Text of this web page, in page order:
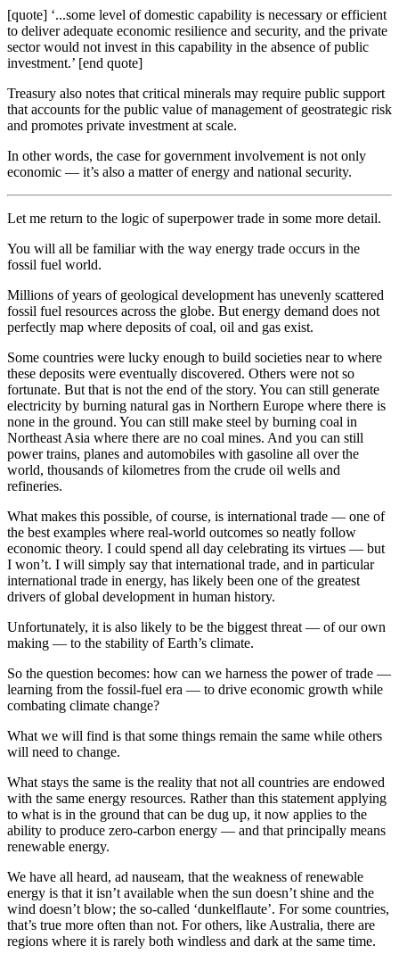
[quote] ‘...some level of domestic capability is necessary or efficient
to deliver adequate economic resilience and security, and the private
sector would not invest in this capability in the absence of public
investment.’ [end quote]​​​​‌ ‍ ​‍​‍‌‍ ‌ ​‍‌‍‍‌‌‍‌ ‌‍‍‌‌‍ ‍​‍​‍​ ‍‍​‍​‍‌ ​ ‌‍​‌‌‍ ‍‌‍‍‌‌ ‌​‌ ‍‌​‍ ‍‌‍‍‌‌‍ ​‍​‍​‍ ​​‍​‍‌‍‍​‌ ​‍‌‍‌‌‌‍‌‍​‍​‍​ ‍‍​‍​‍‌‍‍​‌ ‌​‌ ‌​‌ ​​​ ‍‍​‍ ​‍ ‌‍ ​‌‍ ‌‍​ ‌‍​‌‌‍ ​‌‍‍​‌‍ ‌ ​ ‌ ‌​​ ‍‍​ ​ ​ ​ ​ ​ ​ ​ ​‍ ‌‍‍‌‌‍ ‍‌ ‌​‌‍‌‌‌‍ ‍‌ ‌​​‍ ‌‍‌‌‌‍‌​‌‍‍‌‌ ‌​​‍ ‌‍ ‌‌‍ ‌‍‌​‌‍‌‌​ ‌‌ ​​‌ ​‍‌‍‌‌‌ ​ ‌‍‌‌‌‍ ‍‌ ‌​‌‍​‌‌ ‌​‌‍‍‌‌‍ ‌‍ ‍​ ‍ ‌‍‍‌‌‍‌​​ ‌‌‍‌‌​ ‌‌‌‍‌‍‌‍‌​‌‍​‍‌‍​‌​ ‌‌​ ‍‌​‍ ‌​ ​‍‌‍​‍​ ​​​ ​​​‍ ‌​ ‌​‌‍‌‍​ ‌‍‌‍‌​​‍ ‌‌‍​‌‌‍​‍‌‍​ ​ ​‍​‍ ‌​ ​‍‌‍‌​​ ​‌‌‍​‌​ ​‍​ ​‌​ ​​​ ‌ ​ ‌‍‌‍‌‍‌‍​‌​ ​‍​ ‍ ‌ ‌​‌ ‍‌‌ ​​‌‍‌‌​ ‌‌‍ ‍‌‍‌‌‌ ‌ ‌ ​ ​ ‍ ‌ ​​‌‍​‌‌ ‌​‌‍‍​​ ‌‌‍​ ‌‍ ‌‍ ‍‌ ‌​‌‍‌‌‌‍ ‍‌ ‌​​‍‌‌​ ‌‌‌​​‍‌‌ ‌‍‍ ‌‍‌‌‌ ‍‌​‍‌‌​ ​ ‌​‌​​‍‌‌​ ​ ‌​‌​​‍‌‌​ ​‍​ ​‍‌‍​ ‌‍‌​‌‍​‍​ ​‍​ ‍‌‌‍​‍‌‍‌​‌‍‌‍‌‍​‍​ ‍​‌‍‌‍​ ‌‌​‍‌‌​ ​‍​ ​‍​‍‌‌​ ‌‌‌​‌​​‍ ‍‌‍​ ‌‍‍​‌‍‍‌‌‍ ​‌‍‌​‌ ​‍‌‍‌‌‌‍ ‍​‍‌‌​ ‌‌‌​​‍‌‌ ‌‍‍ ‌‍‌‌‌ ‍‌​‍‌‌​ ​ ‌​‌​​‍‌‌​ ​ ‌​‌​​‍‌‌​ ​‍​ ​‍​ ‍​​ ​ ​ ​ ​ ​​​ ​‍‌‍​ ​ ​ ​ ​ ‌‍​‍​ ​‍​ ​‍‌‍‌‌​‍‌‌​ ​‍​ ​‍​‍‌‌​ ‌‌‌​‌​​‍ ‍‌ ‌​‌‍‌‌‌ ‍​‌ ‌​​ ‌‍​‍‌‍​‌‌ ​ ‌‍‌‌‌‌‌‌‌ ​‍‌‍ ​​ ‌‌‍‍​‌ ‌​‌ ‌​‌ ​​​‍‌‌​ ​ ‌​​‌​‍‌‌​ ​‍‌​‌‍​‍‌‌​ ​‍‌​‌‍‌‍ ​‌‍ ‌‍​ ‌‍​‌‌‍ ​‌‍‍​‌‍ ‌ ​ ‌ ‌​​‍‌‌​ ​ ‌​​‌​ ​ ​ ​ ​ ​ ​ ​ ​‍‌‍‌‍‍‌‌‍‌​​ ‌‌‍‌‌​ ‌‌‌‍‌‍‌‍‌​‌‍​‍‌‍​‌​ ‌‌​ ‍‌​‍ ‌​ ​‍‌‍​‍​ ​​​ ​​​‍ ‌​ ‌​‌‍‌‍​ ‌‍‌‍‌​​‍ ‌‌‍​‌‌‍​‍‌‍​ ​ ​‍​‍ ‌​ ​‍‌‍‌​​ ​‌‌‍​‌​ ​‍​ ​‌​ ​​​ ‌ ​ ‌‍‌‍‌‍‌‍​‌​ ​‍​‍‌‍‌ ‌​‌ ‍‌‌ ​​‌‍‌‌​ ‌‌‍ ‍‌‍‌‌‌ ‌ ‌ ​ ​‍‌‍‌ ​​‌‍​‌‌ ‌​‌‍‍​​ ‌‌‍​ ‌‍ ‌‍ ‍‌ ‌​‌‍‌‌‌‍ ‍‌ ‌​​‍‌‌​ ‌‌‌​​‍‌‌ ‌‍‍ ‌‍‌‌‌ ‍‌​‍‌‌​ ​ ‌​‌​​‍‌‌​ ​ ‌​‌​​‍‌‌​ ​‍​ ​‍‌‍​ ‌‍‌​‌‍​‍​ ​‍​ ‍‌‌‍​‍‌‍‌​‌‍‌‍‌‍​‍​ ‍​‌‍‌‍​ ‌‌​‍‌‌​ ​‍​ ​‍​‍‌‌​ ‌‌‌​‌​​‍ ‍‌‍​ ‌‍‍​‌‍‍‌‌‍ ​‌‍‌​‌ ​‍‌‍‌‌‌‍ ‍​‍‌‌​ ‌‌‌​​‍‌‌ ‌‍‍ ‌‍‌‌‌ ‍‌​‍‌‌​ ​ ‌​‌​​‍‌‌​ ​ ‌​‌​​‍‌‌​ ​‍​ ​‍​ ‍​​ ​ ​ ​ ​ ​​​ ​‍‌‍​ ​ ​ ​ ​ ‌‍​‍​ ​‍​ ​‍‌‍‌‌​‍‌‌​ ​‍​ ​‍​‍‌‌​ ‌‌‌​‌​​‍ ‍‌ ‌​‌‍‌‌‌ ‍​‌ ‌​​‍‌‍‌ ​​‌‍‌‌‌ ​‍‌ ​ ‌ ​​‌‍‌‌‌‍​ ‌ ‌​‌‍‍‌‌ ‌‍‌‍‌‌​ ‌‌ ​​‌ ‌‌‌‍​‍‌‍ ​‌‍‍‌‌ ​ ‌‍‍​‌‍‌‌‌‍‌​​‍​‍‌ ‌
Treasury also notes that critical minerals may require public support
that accounts for the public value of management of geostrategic risk
and promotes private investment at scale.​​​​‌ ‍ ​‍​‍‌‍ ‌ ​‍‌‍‍‌‌‍‌ ‌‍‍‌‌‍ ‍​‍​‍​ ‍‍​‍​‍‌ ​ ‌‍​‌‌‍ ‍‌‍‍‌‌ ‌​‌ ‍‌​‍ ‍‌‍‍‌‌‍ ​‍​‍​‍ ​​‍​‍‌‍‍​‌ ​‍‌‍‌‌‌‍‌‍​‍​‍​ ‍‍​‍​‍‌‍‍​‌ ‌​‌ ‌​‌ ​​​ ‍‍​‍ ​‍ ‌‍ ​‌‍ ‌‍​ ‌‍​‌‌‍ ​‌‍‍​‌‍ ‌ ​ ‌ ‌​​ ‍‍​ ​ ​ ​ ​ ​ ​ ​ ​‍ ‌‍‍‌‌‍ ‍‌ ‌​‌‍‌‌‌‍ ‍‌ ‌​​‍ ‌‍‌‌‌‍‌​‌‍‍‌‌ ‌​​‍ ‌‍ ‌‌‍ ‌‍‌​‌‍‌‌​ ‌‌ ​​‌ ​‍‌‍‌‌‌ ​ ‌‍‌‌‌‍ ‍‌ ‌​‌‍​‌‌ ‌​‌‍‍‌‌‍ ‌‍ ‍​ ‍ ‌‍‍‌‌‍‌​​ ‌‌‍‌‌​ ‌‌‌‍‌‍‌‍‌​‌‍​‍‌‍​‌​ ‌‌​ ‍‌​‍ ‌​ ​‍‌‍​‍​ ​​​ ​​​‍ ‌​ ‌​‌‍‌‍​ ‌‍‌‍‌​​‍ ‌‌‍​‌‌‍​‍‌‍​ ​ ​‍​‍ ‌​ ​‍‌‍‌​​ ​‌‌‍​‌​ ​‍​ ​‌​ ​​​ ‌ ​ ‌‍‌‍‌‍‌‍​‌​ ​‍​ ‍ ‌ ‌​‌ ‍‌‌ ​​‌‍‌‌​ ‌‌‍ ‍‌‍‌‌‌ ‌ ‌ ​ ​ ‍ ‌ ​​‌‍​‌‌ ‌​‌‍‍​​ ‌‌‍​ ‌‍ ‌‍ ‍‌ ‌​‌‍‌‌‌‍ ‍‌ ‌​​‍‌‌​ ‌‌‌​​‍‌‌ ‌‍‍ ‌‍‌‌‌ ‍‌​‍‌‌​ ​ ‌​‌​​‍‌‌​ ​ ‌​‌​​‍‌‌​ ​‍​ ​‍‌‍‌​‌‍​‌​ ‌ ​ ​​‌‍​‍​ ‌ ​ ‌ ‌‍​ ​ ‍​​ ‍‌‌‍‌​​ ‌​​‍‌‌​ ​‍​ ​‍​‍‌‌​ ‌‌‌​‌​​‍ ‍‌‍​ ‌‍‍​‌‍‍‌‌‍ ​‌‍‌​‌ ​‍‌‍‌‌‌‍ ‍​‍‌‌​ ‌‌‌​​‍‌‌ ‌‍‍ ‌‍‌‌‌ ‍‌​‍‌‌​ ​ ‌​‌​​‍‌‌​ ​ ‌​‌​​‍‌‌​ ​‍​ ​‍‌‍‌​‌‍‌‍‌‍‌‌‌‍​‌‌‍‌​​ ‌ ​ ​‍​ ​ ‌‍‌​‌‍‌‍‌‍​‍‌‍​‌​‍‌‌​ ​‍​ ​‍​‍‌‌​ ‌‌‌​‌​​‍ ‍‌ ‌​‌‍‌‌‌ ‍​‌ ‌​​ ‌‍​‍‌‍​‌‌ ​ ‌‍‌‌‌‌‌‌‌ ​‍‌‍ ​​ ‌‌‍‍​‌ ‌​‌ ‌​‌ ​​​‍‌‌​ ​ ‌​​‌​‍‌‌​ ​‍‌​‌‍​‍‌‌​ ​‍‌​‌‍‌‍ ​‌‍ ‌‍​ ‌‍​‌‌‍ ​‌‍‍​‌‍ ‌ ​ ‌ ‌​​‍‌‌​ ​ ‌​​‌​ ​ ​ ​ ​ ​ ​ ​ ​‍‌‍‌‍‍‌‌‍‌​​ ‌‌‍‌‌​ ‌‌‌‍‌‍‌‍‌​‌‍​‍‌‍​‌​ ‌‌​ ‍‌​‍ ‌​ ​‍‌‍​‍​ ​​​ ​​​‍ ‌​ ‌​‌‍‌‍​ ‌‍‌‍‌​​‍ ‌‌‍​‌‌‍​‍‌‍​ ​ ​‍​‍ ‌​ ​‍‌‍‌​​ ​‌‌‍​‌​ ​‍​ ​‌​ ​​​ ‌ ​ ‌‍‌‍‌‍‌‍​‌​ ​‍​‍‌‍‌ ‌​‌ ‍‌‌ ​​‌‍‌‌​ ‌‌‍ ‍‌‍‌‌‌ ‌ ‌ ​ ​‍‌‍‌ ​​‌‍​‌‌ ‌​‌‍‍​​ ‌‌‍​ ‌‍ ‌‍ ‍‌ ‌​‌‍‌‌‌‍ ‍‌ ‌​​‍‌‌​ ‌‌‌​​‍‌‌ ‌‍‍ ‌‍‌‌‌ ‍‌​‍‌‌​ ​ ‌​‌​​‍‌‌​ ​ ‌​‌​​‍‌‌​ ​‍​ ​‍‌‍‌​‌‍​‌​ ‌ ​ ​​‌‍​‍​ ‌ ​ ‌ ‌‍​ ​ ‍​​ ‍‌‌‍‌​​ ‌​​‍‌‌​ ​‍​ ​‍​‍‌‌​ ‌‌‌​‌​​‍ ‍‌‍​ ‌‍‍​‌‍‍‌‌‍ ​‌‍‌​‌ ​‍‌‍‌‌‌‍ ‍​‍‌‌​ ‌‌‌​​‍‌‌ ‌‍‍ ‌‍‌‌‌ ‍‌​‍‌‌​ ​ ‌​‌​​‍‌‌​ ​ ‌​‌​​‍‌‌​ ​‍​ ​‍‌‍‌​‌‍‌‍‌‍‌‌‌‍​‌‌‍‌​​ ‌ ​ ​‍​ ​ ‌‍‌​‌‍‌‍‌‍​‍‌‍​‌​‍‌‌​ ​‍​ ​‍​‍‌‌​ ‌‌‌​‌​​‍ ‍‌ ‌​‌‍‌‌‌ ‍​‌ ‌​​‍‌‍‌ ​​‌‍‌‌‌ ​‍‌ ​ ‌ ​​‌‍‌‌‌‍​ ‌ ‌​‌‍‍‌‌ ‌‍‌‍‌‌​ ‌‌ ​​‌ ‌‌‌‍​‍‌‍ ​‌‍‍‌‌ ​ ‌‍‍​‌‍‌‌‌‍‌​​‍​‍‌ ‌
In other words, the case for government involvement is not only
economic — it’s also a matter of energy and national security.​​​​‌ ‍ ​‍​‍‌‍ ‌ ​‍‌‍‍‌‌‍‌ ‌‍‍‌‌‍ ‍​‍​‍​ ‍‍​‍​‍‌ ​ ‌‍​‌‌‍ ‍‌‍‍‌‌ ‌​‌ ‍‌​‍ ‍‌‍‍‌‌‍ ​‍​‍​‍ ​​‍​‍‌‍‍​‌ ​‍‌‍‌‌‌‍‌‍​‍​‍​ ‍‍​‍​‍‌‍‍​‌ ‌​‌ ‌​‌ ​​​ ‍‍​‍ ​‍ ‌‍ ​‌‍ ‌‍​ ‌‍​‌‌‍ ​‌‍‍​‌‍ ‌ ​ ‌ ‌​​ ‍‍​ ​ ​ ​ ​ ​ ​ ​ ​‍ ‌‍‍‌‌‍ ‍‌ ‌​‌‍‌‌‌‍ ‍‌ ‌​​‍ ‌‍‌‌‌‍‌​‌‍‍‌‌ ‌​​‍ ‌‍ ‌‌‍ ‌‍‌​‌‍‌‌​ ‌‌ ​​‌ ​‍‌‍‌‌‌ ​ ‌‍‌‌‌‍ ‍‌ ‌​‌‍​‌‌ ‌​‌‍‍‌‌‍ ‌‍ ‍​ ‍ ‌‍‍‌‌‍‌​​ ‌‌‍‌‌​ ‌‌‌‍‌‍‌‍‌​‌‍​‍‌‍​‌​ ‌‌​ ‍‌​‍ ‌​ ​‍‌‍​‍​ ​​​ ​​​‍ ‌​ ‌​‌‍‌‍​ ‌‍‌‍‌​​‍ ‌‌‍​‌‌‍​‍‌‍​ ​ ​‍​‍ ‌​ ​‍‌‍‌​​ ​‌‌‍​‌​ ​‍​ ​‌​ ​​​ ‌ ​ ‌‍‌‍‌‍‌‍​‌​ ​‍​ ‍ ‌ ‌​‌ ‍‌‌ ​​‌‍‌‌​ ‌‌‍ ‍‌‍‌‌‌ ‌ ‌ ​ ​ ‍ ‌ ​​‌‍​‌‌ ‌​‌‍‍​​ ‌‌‍​ ‌‍ ‌‍ ‍‌ ‌​‌‍‌‌‌‍ ‍‌ ‌​​‍‌‌​ ‌‌‌​​‍‌‌ ‌‍‍ ‌‍‌‌‌ ‍‌​‍‌‌​ ​ ‌​‌​​‍‌‌​ ​ ‌​‌​​‍‌‌​ ​‍​ ​‍​ ‌​​ ‍​‌‍​‌‌‍​‍‌‍‌‌​ ​ ​ ‌‌‌‍‌​​ ‍​‌‍​‌​ ​ ​ ‌ ​‍‌‌​ ​‍​ ​‍​‍‌‌​ ‌‌‌​‌​​‍ ‍‌‍​ ‌‍‍​‌‍‍‌‌‍ ​‌‍‌​‌ ​‍‌‍‌‌‌‍ ‍​‍‌‌​ ‌‌‌​​‍‌‌ ‌‍‍ ‌‍‌‌‌ ‍‌​‍‌‌​ ​ ‌​‌​​‍‌‌​ ​ ‌​‌​​‍‌‌​ ​‍​ ​‍​ ​‌‌‍‌‍‌‍‌‍‌‍‌‌​ ‌‌​ ‌‍‌‍‌​‌‍‌‍‌‍​ ‌‍​‍​ ​‍​ ‌‌​‍‌‌​ ​‍​ ​‍​‍‌‌​ ‌‌‌​‌​​‍ ‍‌ ‌​‌‍‌‌‌ ‍​‌ ‌​​ ‌‍​‍‌‍​‌‌ ​ ‌‍‌‌‌‌‌‌‌ ​‍‌‍ ​​ ‌‌‍‍​‌ ‌​‌ ‌​‌ ​​​‍‌‌​ ​ ‌​​‌​‍‌‌​ ​‍‌​‌‍​‍‌‌​ ​‍‌​‌‍‌‍ ​‌‍ ‌‍​ ‌‍​‌‌‍ ​‌‍‍​‌‍ ‌ ​ ‌ ‌​​‍‌‌​ ​ ‌​​‌​ ​ ​ ​ ​ ​ ​ ​ ​‍‌‍‌‍‍‌‌‍‌​​ ‌‌‍‌‌​ ‌‌‌‍‌‍‌‍‌​‌‍​‍‌‍​‌​ ‌‌​ ‍‌​‍ ‌​ ​‍‌‍​‍​ ​​​ ​​​‍ ‌​ ‌​‌‍‌‍​ ‌‍‌‍‌​​‍ ‌‌‍​‌‌‍​‍‌‍​ ​ ​‍​‍ ‌​ ​‍‌‍‌​​ ​‌‌‍​‌​ ​‍​ ​‌​ ​​​ ‌ ​ ‌‍‌‍‌‍‌‍​‌​ ​‍​‍‌‍‌ ‌​‌ ‍‌‌ ​​‌‍‌‌​ ‌‌‍ ‍‌‍‌‌‌ ‌ ‌ ​ ​‍‌‍‌ ​​‌‍​‌‌ ‌​‌‍‍​​ ‌‌‍​ ‌‍ ‌‍ ‍‌ ‌​‌‍‌‌‌‍ ‍‌ ‌​​‍‌‌​ ‌‌‌​​‍‌‌ ‌‍‍ ‌‍‌‌‌ ‍‌​‍‌‌​ ​ ‌​‌​​‍‌‌​ ​ ‌​‌​​‍‌‌​ ​‍​ ​‍​ ‌​​ ‍​‌‍​‌‌‍​‍‌‍‌‌​ ​ ​ ‌‌‌‍‌​​ ‍​‌‍​‌​ ​ ​ ‌ ​‍‌‌​ ​‍​ ​‍​‍‌‌​ ‌‌‌​‌​​‍ ‍‌‍​ ‌‍‍​‌‍‍‌‌‍ ​‌‍‌​‌ ​‍‌‍‌‌‌‍ ‍​‍‌‌​ ‌‌‌​​‍‌‌ ‌‍‍ ‌‍‌‌‌ ‍‌​‍‌‌​ ​ ‌​‌​​‍‌‌​ ​ ‌​‌​​‍‌‌​ ​‍​ ​‍​ ​‌‌‍‌‍‌‍‌‍‌‍‌‌​ ‌‌​ ‌‍‌‍‌​‌‍‌‍‌‍​ ‌‍​‍​ ​‍​ ‌‌​‍‌‌​ ​‍​ ​‍​‍‌‌​ ‌‌‌​‌​​‍ ‍‌ ‌​‌‍‌‌‌ ‍​‌ ‌​​‍‌‍‌ ​​‌‍‌‌‌ ​‍‌ ​ ‌ ​​‌‍‌‌‌‍​ ‌ ‌​‌‍‍‌‌ ‌‍‌‍‌‌​ ‌‌ ​​‌ ‌‌‌‍​‍‌‍ ​‌‍‍‌‌ ​ ‌‍‍​‌‍‌‌‌‍‌​​‍​‍‌ ‌
Let me return to the logic of superpower trade in some more detail.​​​​‌ ‍ ​‍​‍‌‍ ‌ ​‍‌‍‍‌‌‍‌ ‌‍‍‌‌‍ ‍​‍​‍​ ‍‍​‍​‍‌ ​ ‌‍​‌‌‍ ‍‌‍‍‌‌ ‌​‌ ‍‌​‍ ‍‌‍‍‌‌‍ ​‍​‍​‍ ​​‍​‍‌‍‍​‌ ​‍‌‍‌‌‌‍‌‍​‍​‍​ ‍‍​‍​‍‌‍‍​‌ ‌​‌ ‌​‌ ​​​ ‍‍​‍ ​‍ ‌‍ ​‌‍ ‌‍​ ‌‍​‌‌‍ ​‌‍‍​‌‍ ‌ ​ ‌ ‌​​ ‍‍​ ​ ​ ​ ​ ​ ​ ​ ​‍ ‌‍‍‌‌‍ ‍‌ ‌​‌‍‌‌‌‍ ‍‌ ‌​​‍ ‌‍‌‌‌‍‌​‌‍‍‌‌ ‌​​‍ ‌‍ ‌‌‍ ‌‍‌​‌‍‌‌​ ‌‌ ​​‌ ​‍‌‍‌‌‌ ​ ‌‍‌‌‌‍ ‍‌ ‌​‌‍​‌‌ ‌​‌‍‍‌‌‍ ‌‍ ‍​ ‍ ‌‍‍‌‌‍‌​​ ‌‌‍‌‌​ ‌‌‌‍‌‍‌‍‌​‌‍​‍‌‍​‌​ ‌‌​ ‍‌​‍ ‌​ ​‍‌‍​‍​ ​​​ ​​​‍ ‌​ ‌​‌‍‌‍​ ‌‍‌‍‌​​‍ ‌‌‍​‌‌‍​‍‌‍​ ​ ​‍​‍ ‌​ ​‍‌‍‌​​ ​‌‌‍​‌​ ​‍​ ​‌​ ​​​ ‌ ​ ‌‍‌‍‌‍‌‍​‌​ ​‍​ ‍ ‌ ‌​‌ ‍‌‌ ​​‌‍‌‌​ ‌‌‍ ‍‌‍‌‌‌ ‌ ‌ ​ ​ ‍ ‌ ​​‌‍​‌‌ ‌​‌‍‍​​ ‌‌‍​ ‌‍ ‌‍ ‍‌ ‌​‌‍‌‌‌‍ ‍‌ ‌​​‍‌‌​ ‌‌‌​​‍‌‌ ‌‍‍ ‌‍‌‌‌ ‍‌​‍‌‌​ ​ ‌​‌​​‍‌‌​ ​ ‌​‌​​‍‌‌​ ​‍​ ​‍‌‍‌‌​ ‌ ‌‍‌‍​ ‍​‌‍‌​​ ‌​‌‍​ ​ ​​‌‍‌‌​ ​‍​ ‌​​ ​‌​‍‌‌​ ​‍​ ​‍​‍‌‌​ ‌‌‌​‌​​‍ ‍‌‍​ ‌‍‍​‌‍‍‌‌‍ ​‌‍‌​‌ ​‍‌‍‌‌‌‍ ‍​‍‌‌​ ‌‌‌​​‍‌‌ ‌‍‍ ‌‍‌‌‌ ‍‌​‍‌‌​ ​ ‌​‌​​‍‌‌​ ​ ‌​‌​​‍‌‌​ ​‍​ ​‍​ ‌‍​ ​‍​ ‌‌‌‍‌‌‌‍​ ​ ​‍‌‍‌‌​ ​‍​ ‍‌‌‍‌‌‌‍​‍​ ​‍​‍‌‌​ ​‍​ ​‍​‍‌‌​ ‌‌‌​‌​​‍ ‍‌ ‌​‌‍‌‌‌ ‍​‌ ‌​​ ‌‍​‍‌‍​‌‌ ​ ‌‍‌‌‌‌‌‌‌ ​‍‌‍ ​​ ‌‌‍‍​‌ ‌​‌ ‌​‌ ​​​‍‌‌​ ​ ‌​​‌​‍‌‌​ ​‍‌​‌‍​‍‌‌​ ​‍‌​‌‍‌‍ ​‌‍ ‌‍​ ‌‍​‌‌‍ ​‌‍‍​‌‍ ‌ ​ ‌ ‌​​‍‌‌​ ​ ‌​​‌​ ​ ​ ​ ​ ​ ​ ​ ​‍‌‍‌‍‍‌‌‍‌​​ ‌‌‍‌‌​ ‌‌‌‍‌‍‌‍‌​‌‍​‍‌‍​‌​ ‌‌​ ‍‌​‍ ‌​ ​‍‌‍​‍​ ​​​ ​​​‍ ‌​ ‌​‌‍‌‍​ ‌‍‌‍‌​​‍ ‌‌‍​‌‌‍​‍‌‍​ ​ ​‍​‍ ‌​ ​‍‌‍‌​​ ​‌‌‍​‌​ ​‍​ ​‌​ ​​​ ‌ ​ ‌‍‌‍‌‍‌‍​‌​ ​‍​‍‌‍‌ ‌​‌ ‍‌‌ ​​‌‍‌‌​ ‌‌‍ ‍‌‍‌‌‌ ‌ ‌ ​ ​‍‌‍‌ ​​‌‍​‌‌ ‌​‌‍‍​​ ‌‌‍​ ‌‍ ‌‍ ‍‌ ‌​‌‍‌‌‌‍ ‍‌ ‌​​‍‌‌​ ‌‌‌​​‍‌‌ ‌‍‍ ‌‍‌‌‌ ‍‌​‍‌‌​ ​ ‌​‌​​‍‌‌​ ​ ‌​‌​​‍‌‌​ ​‍​ ​‍‌‍‌‌​ ‌ ‌‍‌‍​ ‍​‌‍‌​​ ‌​‌‍​ ​ ​​‌‍‌‌​ ​‍​ ‌​​ ​‌​‍‌‌​ ​‍​ ​‍​‍‌‌​ ‌‌‌​‌​​‍ ‍‌‍​ ‌‍‍​‌‍‍‌‌‍ ​‌‍‌​‌ ​‍‌‍‌‌‌‍ ‍​‍‌‌​ ‌‌‌​​‍‌‌ ‌‍‍ ‌‍‌‌‌ ‍‌​‍‌‌​ ​ ‌​‌​​‍‌‌​ ​ ‌​‌​​‍‌‌​ ​‍​ ​‍​ ‌‍​ ​‍​ ‌‌‌‍‌‌‌‍​ ​ ​‍‌‍‌‌​ ​‍​ ‍‌‌‍‌‌‌‍​‍​ ​‍​‍‌‌​ ​‍​ ​‍​‍‌‌​ ‌‌‌​‌​​‍ ‍‌ ‌​‌‍‌‌‌ ‍​‌ ‌​​‍‌‍‌ ​​‌‍‌‌‌ ​‍‌ ​ ‌ ​​‌‍‌‌‌‍​ ‌ ‌​‌‍‍‌‌ ‌‍‌‍‌‌​ ‌‌ ​​‌ ‌‌‌‍​‍‌‍ ​‌‍‍‌‌ ​ ‌‍‍​‌‍‌‌‌‍‌​​‍​‍‌ ‌
You will all be familiar with the way energy trade occurs in the
fossil fuel world.​​​​‌ ‍ ​‍​‍‌‍ ‌ ​‍‌‍‍‌‌‍‌ ‌‍‍‌‌‍ ‍​‍​‍​ ‍‍​‍​‍‌ ​ ‌‍​‌‌‍ ‍‌‍‍‌‌ ‌​‌ ‍‌​‍ ‍‌‍‍‌‌‍ ​‍​‍​‍ ​​‍​‍‌‍‍​‌ ​‍‌‍‌‌‌‍‌‍​‍​‍​ ‍‍​‍​‍‌‍‍​‌ ‌​‌ ‌​‌ ​​​ ‍‍​‍ ​‍ ‌‍ ​‌‍ ‌‍​ ‌‍​‌‌‍ ​‌‍‍​‌‍ ‌ ​ ‌ ‌​​ ‍‍​ ​ ​ ​ ​ ​ ​ ​ ​‍ ‌‍‍‌‌‍ ‍‌ ‌​‌‍‌‌‌‍ ‍‌ ‌​​‍ ‌‍‌‌‌‍‌​‌‍‍‌‌ ‌​​‍ ‌‍ ‌‌‍ ‌‍‌​‌‍‌‌​ ‌‌ ​​‌ ​‍‌‍‌‌‌ ​ ‌‍‌‌‌‍ ‍‌ ‌​‌‍​‌‌ ‌​‌‍‍‌‌‍ ‌‍ ‍​ ‍ ‌‍‍‌‌‍‌​​ ‌‌‍‌‌​ ‌‌‌‍‌‍‌‍‌​‌‍​‍‌‍​‌​ ‌‌​ ‍‌​‍ ‌​ ​‍‌‍​‍​ ​​​ ​​​‍ ‌​ ‌​‌‍‌‍​ ‌‍‌‍‌​​‍ ‌‌‍​‌‌‍​‍‌‍​ ​ ​‍​‍ ‌​ ​‍‌‍‌​​ ​‌‌‍​‌​ ​‍​ ​‌​ ​​​ ‌ ​ ‌‍‌‍‌‍‌‍​‌​ ​‍​ ‍ ‌ ‌​‌ ‍‌‌ ​​‌‍‌‌​ ‌‌‍ ‍‌‍‌‌‌ ‌ ‌ ​ ​ ‍ ‌ ​​‌‍​‌‌ ‌​‌‍‍​​ ‌‌‍​ ‌‍ ‌‍ ‍‌ ‌​‌‍‌‌‌‍ ‍‌ ‌​​‍‌‌​ ‌‌‌​​‍‌‌ ‌‍‍ ‌‍‌‌‌ ‍‌​‍‌‌​ ​ ‌​‌​​‍‌‌​ ​ ‌​‌​​‍‌‌​ ​‍​ ​‍‌‍​‌‌‍‌‌‌‍‌‍‌‍​‍‌‍‌‌​ ‌​‌‍​ ​ ‌ ‌‍‌‌‌‍​ ​ ​​​ ​‍​‍‌‌​ ​‍​ ​‍​‍‌‌​ ‌‌‌​‌​​‍ ‍‌‍​ ‌‍‍​‌‍‍‌‌‍ ​‌‍‌​‌ ​‍‌‍‌‌‌‍ ‍​‍‌‌​ ‌‌‌​​‍‌‌ ‌‍‍ ‌‍‌‌‌ ‍‌​‍‌‌​ ​ ‌​‌​​‍‌‌​ ​ ‌​‌​​‍‌‌​ ​‍​ ​‍‌‍​‍​ ‌‌‌‍‌‍‌‍‌‌‌‍‌‍​ ​‍​ ​‍​ ‌ ​ ‍‌‌‍‌‌​ ​​‌‍​ ​‍‌‌​ ​‍​ ​‍​‍‌‌​ ‌‌‌​‌​​‍ ‍‌ ‌​‌‍‌‌‌ ‍​‌ ‌​​ ‌‍​‍‌‍​‌‌ ​ ‌‍‌‌‌‌‌‌‌ ​‍‌‍ ​​ ‌‌‍‍​‌ ‌​‌ ‌​‌ ​​​‍‌‌​ ​ ‌​​‌​‍‌‌​ ​‍‌​‌‍​‍‌‌​ ​‍‌​‌‍‌‍ ​‌‍ ‌‍​ ‌‍​‌‌‍ ​‌‍‍​‌‍ ‌ ​ ‌ ‌​​‍‌‌​ ​ ‌​​‌​ ​ ​ ​ ​ ​ ​ ​ ​‍‌‍‌‍‍‌‌‍‌​​ ‌‌‍‌‌​ ‌‌‌‍‌‍‌‍‌​‌‍​‍‌‍​‌​ ‌‌​ ‍‌​‍ ‌​ ​‍‌‍​‍​ ​​​ ​​​‍ ‌​ ‌​‌‍‌‍​ ‌‍‌‍‌​​‍ ‌‌‍​‌‌‍​‍‌‍​ ​ ​‍​‍ ‌​ ​‍‌‍‌​​ ​‌‌‍​‌​ ​‍​ ​‌​ ​​​ ‌ ​ ‌‍‌‍‌‍‌‍​‌​ ​‍​‍‌‍‌ ‌​‌ ‍‌‌ ​​‌‍‌‌​ ‌‌‍ ‍‌‍‌‌‌ ‌ ‌ ​ ​‍‌‍‌ ​​‌‍​‌‌ ‌​‌‍‍​​ ‌‌‍​ ‌‍ ‌‍ ‍‌ ‌​‌‍‌‌‌‍ ‍‌ ‌​​‍‌‌​ ‌‌‌​​‍‌‌ ‌‍‍ ‌‍‌‌‌ ‍‌​‍‌‌​ ​ ‌​‌​​‍‌‌​ ​ ‌​‌​​‍‌‌​ ​‍​ ​‍‌‍​‌‌‍‌‌‌‍‌‍‌‍​‍‌‍‌‌​ ‌​‌‍​ ​ ‌ ‌‍‌‌‌‍​ ​ ​​​ ​‍​‍‌‌​ ​‍​ ​‍​‍‌‌​ ‌‌‌​‌​​‍ ‍‌‍​ ‌‍‍​‌‍‍‌‌‍ ​‌‍‌​‌ ​‍‌‍‌‌‌‍ ‍​‍‌‌​ ‌‌‌​​‍‌‌ ‌‍‍ ‌‍‌‌‌ ‍‌​‍‌‌​ ​ ‌​‌​​‍‌‌​ ​ ‌​‌​​‍‌‌​ ​‍​ ​‍‌‍​‍​ ‌‌‌‍‌‍‌‍‌‌‌‍‌‍​ ​‍​ ​‍​ ‌ ​ ‍‌‌‍‌‌​ ​​‌‍​ ​‍‌‌​ ​‍​ ​‍​‍‌‌​ ‌‌‌​‌​​‍ ‍‌ ‌​‌‍‌‌‌ ‍​‌ ‌​​‍‌‍‌ ​​‌‍‌‌‌ ​‍‌ ​ ‌ ​​‌‍‌‌‌‍​ ‌ ‌​‌‍‍‌‌ ‌‍‌‍‌‌​ ‌‌ ​​‌ ‌‌‌‍​‍‌‍ ​‌‍‍‌‌ ​ ‌‍‍​‌‍‌‌‌‍‌​​‍​‍‌ ‌
Millions of years of geological development has unevenly scattered
fossil fuel resources across the globe. But energy demand does not
perfectly map where deposits of coal, oil and gas exist.​​​​‌ ‍ ​‍​‍‌‍ ‌ ​‍‌‍‍‌‌‍‌ ‌‍‍‌‌‍ ‍​‍​‍​ ‍‍​‍​‍‌ ​ ‌‍​‌‌‍ ‍‌‍‍‌‌ ‌​‌ ‍‌​‍ ‍‌‍‍‌‌‍ ​‍​‍​‍ ​​‍​‍‌‍‍​‌ ​‍‌‍‌‌‌‍‌‍​‍​‍​ ‍‍​‍​‍‌‍‍​‌ ‌​‌ ‌​‌ ​​​ ‍‍​‍ ​‍ ‌‍ ​‌‍ ‌‍​ ‌‍​‌‌‍ ​‌‍‍​‌‍ ‌ ​ ‌ ‌​​ ‍‍​ ​ ​ ​ ​ ​ ​ ​ ​‍ ‌‍‍‌‌‍ ‍‌ ‌​‌‍‌‌‌‍ ‍‌ ‌​​‍ ‌‍‌‌‌‍‌​‌‍‍‌‌ ‌​​‍ ‌‍ ‌‌‍ ‌‍‌​‌‍‌‌​ ‌‌ ​​‌ ​‍‌‍‌‌‌ ​ ‌‍‌‌‌‍ ‍‌ ‌​‌‍​‌‌ ‌​‌‍‍‌‌‍ ‌‍ ‍​ ‍ ‌‍‍‌‌‍‌​​ ‌‌‍‌‌​ ‌‌‌‍‌‍‌‍‌​‌‍​‍‌‍​‌​ ‌‌​ ‍‌​‍ ‌​ ​‍‌‍​‍​ ​​​ ​​​‍ ‌​ ‌​‌‍‌‍​ ‌‍‌‍‌​​‍ ‌‌‍​‌‌‍​‍‌‍​ ​ ​‍​‍ ‌​ ​‍‌‍‌​​ ​‌‌‍​‌​ ​‍​ ​‌​ ​​​ ‌ ​ ‌‍‌‍‌‍‌‍​‌​ ​‍​ ‍ ‌ ‌​‌ ‍‌‌ ​​‌‍‌‌​ ‌‌‍ ‍‌‍‌‌‌ ‌ ‌ ​ ​ ‍ ‌ ​​‌‍​‌‌ ‌​‌‍‍​​ ‌‌‍​ ‌‍ ‌‍ ‍‌ ‌​‌‍‌‌‌‍ ‍‌ ‌​​‍‌‌​ ‌‌‌​​‍‌‌ ‌‍‍ ‌‍‌‌‌ ‍‌​‍‌‌​ ​ ‌​‌​​‍‌‌​ ​ ‌​‌​​‍‌‌​ ​‍​ ​‍​ ​‍​ ‌‌‌‍​ ​ ‍​​ ​​​ ‌‌‌‍​‍‌‍‌‌‌‍‌‍‌‍‌‍‌‍‌​​ ‌ ​‍‌‌​ ​‍​ ​‍​‍‌‌​ ‌‌‌​‌​​‍ ‍‌‍​ ‌‍‍​‌‍‍‌‌‍ ​‌‍‌​‌ ​‍‌‍‌‌‌‍ ‍​‍‌‌​ ‌‌‌​​‍‌‌ ‌‍‍ ‌‍‌‌‌ ‍‌​‍‌‌​ ​ ‌​‌​​‍‌‌​ ​ ‌​‌​​‍‌‌​ ​‍​ ​‍​ ​ ​ ​‍‌‍‌‍​ ‍​​ ​​‌‍‌‌​ ‌ ​ ‌‍​ ​‌​ ‌​​ ​ ​ ​‌​‍‌‌​ ​‍​ ​‍​‍‌‌​ ‌‌‌​‌​​‍ ‍‌ ‌​‌‍‌‌‌ ‍​‌ ‌​​ ‌‍​‍‌‍​‌‌ ​ ‌‍‌‌‌‌‌‌‌ ​‍‌‍ ​​ ‌‌‍‍​‌ ‌​‌ ‌​‌ ​​​‍‌‌​ ​ ‌​​‌​‍‌‌​ ​‍‌​‌‍​‍‌‌​ ​‍‌​‌‍‌‍ ​‌‍ ‌‍​ ‌‍​‌‌‍ ​‌‍‍​‌‍ ‌ ​ ‌ ‌​​‍‌‌​ ​ ‌​​‌​ ​ ​ ​ ​ ​ ​ ​ ​‍‌‍‌‍‍‌‌‍‌​​ ‌‌‍‌‌​ ‌‌‌‍‌‍‌‍‌​‌‍​‍‌‍​‌​ ‌‌​ ‍‌​‍ ‌​ ​‍‌‍​‍​ ​​​ ​​​‍ ‌​ ‌​‌‍‌‍​ ‌‍‌‍‌​​‍ ‌‌‍​‌‌‍​‍‌‍​ ​ ​‍​‍ ‌​ ​‍‌‍‌​​ ​‌‌‍​‌​ ​‍​ ​‌​ ​​​ ‌ ​ ‌‍‌‍‌‍‌‍​‌​ ​‍​‍‌‍‌ ‌​‌ ‍‌‌ ​​‌‍‌‌​ ‌‌‍ ‍‌‍‌‌‌ ‌ ‌ ​ ​‍‌‍‌ ​​‌‍​‌‌ ‌​‌‍‍​​ ‌‌‍​ ‌‍ ‌‍ ‍‌ ‌​‌‍‌‌‌‍ ‍‌ ‌​​‍‌‌​ ‌‌‌​​‍‌‌ ‌‍‍ ‌‍‌‌‌ ‍‌​‍‌‌​ ​ ‌​‌​​‍‌‌​ ​ ‌​‌​​‍‌‌​ ​‍​ ​‍​ ​‍​ ‌‌‌‍​ ​ ‍​​ ​​​ ‌‌‌‍​‍‌‍‌‌‌‍‌‍‌‍‌‍‌‍‌​​ ‌ ​‍‌‌​ ​‍​ ​‍​‍‌‌​ ‌‌‌​‌​​‍ ‍‌‍​ ‌‍‍​‌‍‍‌‌‍ ​‌‍‌​‌ ​‍‌‍‌‌‌‍ ‍​‍‌‌​ ‌‌‌​​‍‌‌ ‌‍‍ ‌‍‌‌‌ ‍‌​‍‌‌​ ​ ‌​‌​​‍‌‌​ ​ ‌​‌​​‍‌‌​ ​‍​ ​‍​ ​ ​ ​‍‌‍‌‍​ ‍​​ ​​‌‍‌‌​ ‌ ​ ‌‍​ ​‌​ ‌​​ ​ ​ ​‌​‍‌‌​ ​‍​ ​‍​‍‌‌​ ‌‌‌​‌​​‍ ‍‌ ‌​‌‍‌‌‌ ‍​‌ ‌​​‍‌‍‌ ​​‌‍‌‌‌ ​‍‌ ​ ‌ ​​‌‍‌‌‌‍​ ‌ ‌​‌‍‍‌‌ ‌‍‌‍‌‌​ ‌‌ ​​‌ ‌‌‌‍​‍‌‍ ​‌‍‍‌‌ ​ ‌‍‍​‌‍‌‌‌‍‌​​‍​‍‌ ‌
Some countries were lucky enough to build societies near to where
these deposits were eventually discovered. Others were not so
fortunate. But that is not the end of the story. You can still generate
electricity by burning natural gas in Northern Europe where there is
none in the ground. You can still make steel by burning coal in
Northeast Asia where there are no coal mines. And you can still
power trains, planes and automobiles with gasoline all over the
world, thousands of kilometres from the crude oil wells and
refineries.​​​​‌ ‍ ​‍​‍‌‍ ‌ ​‍‌‍‍‌‌‍‌ ‌‍‍‌‌‍ ‍​‍​‍​ ‍‍​‍​‍‌ ​ ‌‍​‌‌‍ ‍‌‍‍‌‌ ‌​‌ ‍‌​‍ ‍‌‍‍‌‌‍ ​‍​‍​‍ ​​‍​‍‌‍‍​‌ ​‍‌‍‌‌‌‍‌‍​‍​‍​ ‍‍​‍​‍‌‍‍​‌ ‌​‌ ‌​‌ ​​​ ‍‍​‍ ​‍ ‌‍ ​‌‍ ‌‍​ ‌‍​‌‌‍ ​‌‍‍​‌‍ ‌ ​ ‌ ‌​​ ‍‍​ ​ ​ ​ ​ ​ ​ ​ ​‍ ‌‍‍‌‌‍ ‍‌ ‌​‌‍‌‌‌‍ ‍‌ ‌​​‍ ‌‍‌‌‌‍‌​‌‍‍‌‌ ‌​​‍ ‌‍ ‌‌‍ ‌‍‌​‌‍‌‌​ ‌‌ ​​‌ ​‍‌‍‌‌‌ ​ ‌‍‌‌‌‍ ‍‌ ‌​‌‍​‌‌ ‌​‌‍‍‌‌‍ ‌‍ ‍​ ‍ ‌‍‍‌‌‍‌​​ ‌‌‍‌‌​ ‌‌‌‍‌‍‌‍‌​‌‍​‍‌‍​‌​ ‌‌​ ‍‌​‍ ‌​ ​‍‌‍​‍​ ​​​ ​​​‍ ‌​ ‌​‌‍‌‍​ ‌‍‌‍‌​​‍ ‌‌‍​‌‌‍​‍‌‍​ ​ ​‍​‍ ‌​ ​‍‌‍‌​​ ​‌‌‍​‌​ ​‍​ ​‌​ ​​​ ‌ ​ ‌‍‌‍‌‍‌‍​‌​ ​‍​ ‍ ‌ ‌​‌ ‍‌‌ ​​‌‍‌‌​ ‌‌‍ ‍‌‍‌‌‌ ‌ ‌ ​ ​ ‍ ‌ ​​‌‍​‌‌ ‌​‌‍‍​​ ‌‌‍​ ‌‍ ‌‍ ‍‌ ‌​‌‍‌‌‌‍ ‍‌ ‌​​‍‌‌​ ‌‌‌​​‍‌‌ ‌‍‍ ‌‍‌‌‌ ‍‌​‍‌‌​ ​ ‌​‌​​‍‌‌​ ​ ‌​‌​​‍‌‌​ ​‍​ ​‍‌‍​‌‌‍‌‌‌‍‌‌​ ‌‍​ ​​​ ‍‌​ ​‌​ ‌‌‌‍‌‍​ ​‌‌‍‌‌​ ​‌​‍‌‌​ ​‍​ ​‍​‍‌‌​ ‌‌‌​‌​​‍ ‍‌‍​ ‌‍‍​‌‍‍‌‌‍ ​‌‍‌​‌ ​‍‌‍‌‌‌‍ ‍​‍‌‌​ ‌‌‌​​‍‌‌ ‌‍‍ ‌‍‌‌‌ ‍‌​‍‌‌​ ​ ‌​‌​​‍‌‌​ ​ ‌​‌​​‍‌‌​ ​‍​ ​‍‌‍‌‍‌‍​‍‌‍‌​​ ‍​​ ‍‌​ ‍‌​ ​​​ ​ ​ ‌‍​ ‌‌‌‍​‍​ ​‍​‍‌‌​ ​‍​ ​‍​‍‌‌​ ‌‌‌​‌​​‍ ‍‌ ‌​‌‍‌‌‌ ‍​‌ ‌​​ ‌‍​‍‌‍​‌‌ ​ ‌‍‌‌‌‌‌‌‌ ​‍‌‍ ​​ ‌‌‍‍​‌ ‌​‌ ‌​‌ ​​​‍‌‌​ ​ ‌​​‌​‍‌‌​ ​‍‌​‌‍​‍‌‌​ ​‍‌​‌‍‌‍ ​‌‍ ‌‍​ ‌‍​‌‌‍ ​‌‍‍​‌‍ ‌ ​ ‌ ‌​​‍‌‌​ ​ ‌​​‌​ ​ ​ ​ ​ ​ ​ ​ ​‍‌‍‌‍‍‌‌‍‌​​ ‌‌‍‌‌​ ‌‌‌‍‌‍‌‍‌​‌‍​‍‌‍​‌​ ‌‌​ ‍‌​‍ ‌​ ​‍‌‍​‍​ ​​​ ​​​‍ ‌​ ‌​‌‍‌‍​ ‌‍‌‍‌​​‍ ‌‌‍​‌‌‍​‍‌‍​ ​ ​‍​‍ ‌​ ​‍‌‍‌​​ ​‌‌‍​‌​ ​‍​ ​‌​ ​​​ ‌ ​ ‌‍‌‍‌‍‌‍​‌​ ​‍​‍‌‍‌ ‌​‌ ‍‌‌ ​​‌‍‌‌​ ‌‌‍ ‍‌‍‌‌‌ ‌ ‌ ​ ​‍‌‍‌ ​​‌‍​‌‌ ‌​‌‍‍​​ ‌‌‍​ ‌‍ ‌‍ ‍‌ ‌​‌‍‌‌‌‍ ‍‌ ‌​​‍‌‌​ ‌‌‌​​‍‌‌ ‌‍‍ ‌‍‌‌‌ ‍‌​‍‌‌​ ​ ‌​‌​​‍‌‌​ ​ ‌​‌​​‍‌‌​ ​‍​ ​‍‌‍​‌‌‍‌‌‌‍‌‌​ ‌‍​ ​​​ ‍‌​ ​‌​ ‌‌‌‍‌‍​ ​‌‌‍‌‌​ ​‌​‍‌‌​ ​‍​ ​‍​‍‌‌​ ‌‌‌​‌​​‍ ‍‌‍​ ‌‍‍​‌‍‍‌‌‍ ​‌‍‌​‌ ​‍‌‍‌‌‌‍ ‍​‍‌‌​ ‌‌‌​​‍‌‌ ‌‍‍ ‌‍‌‌‌ ‍‌​‍‌‌​ ​ ‌​‌​​‍‌‌​ ​ ‌​‌​​‍‌‌​ ​‍​ ​‍‌‍‌‍‌‍​‍‌‍‌​​ ‍​​ ‍‌​ ‍‌​ ​​​ ​ ​ ‌‍​ ‌‌‌‍​‍​ ​‍​‍‌‌​ ​‍​ ​‍​‍‌‌​ ‌‌‌​‌​​‍ ‍‌ ‌​‌‍‌‌‌ ‍​‌ ‌​​‍‌‍‌ ​​‌‍‌‌‌ ​‍‌ ​ ‌ ​​‌‍‌‌‌‍​ ‌ ‌​‌‍‍‌‌ ‌‍‌‍‌‌​ ‌‌ ​​‌ ‌‌‌‍​‍‌‍ ​‌‍‍‌‌ ​ ‌‍‍​‌‍‌‌‌‍‌​​‍​‍‌ ‌
What makes this possible, of course, is international trade — one of
the best examples where real-world outcomes so neatly follow
economic theory. I could spend all day celebrating its virtues — but
I won’t. I will simply say that international trade, and in particular
international trade in energy, has likely been one of the greatest
drivers of global development in human history.​​​​‌ ‍ ​‍​‍‌‍ ‌ ​‍‌‍‍‌‌‍‌ ‌‍‍‌‌‍ ‍​‍​‍​ ‍‍​‍​‍‌ ​ ‌‍​‌‌‍ ‍‌‍‍‌‌ ‌​‌ ‍‌​‍ ‍‌‍‍‌‌‍ ​‍​‍​‍ ​​‍​‍‌‍‍​‌ ​‍‌‍‌‌‌‍‌‍​‍​‍​ ‍‍​‍​‍‌‍‍​‌ ‌​‌ ‌​‌ ​​​ ‍‍​‍ ​‍ ‌‍ ​‌‍ ‌‍​ ‌‍​‌‌‍ ​‌‍‍​‌‍ ‌ ​ ‌ ‌​​ ‍‍​ ​ ​ ​ ​ ​ ​ ​ ​‍ ‌‍‍‌‌‍ ‍‌ ‌​‌‍‌‌‌‍ ‍‌ ‌​​‍ ‌‍‌‌‌‍‌​‌‍‍‌‌ ‌​​‍ ‌‍ ‌‌‍ ‌‍‌​‌‍‌‌​ ‌‌ ​​‌ ​‍‌‍‌‌‌ ​ ‌‍‌‌‌‍ ‍‌ ‌​‌‍​‌‌ ‌​‌‍‍‌‌‍ ‌‍ ‍​ ‍ ‌‍‍‌‌‍‌​​ ‌‌‍‌‌​ ‌‌‌‍‌‍‌‍‌​‌‍​‍‌‍​‌​ ‌‌​ ‍‌​‍ ‌​ ​‍‌‍​‍​ ​​​ ​​​‍ ‌​ ‌​‌‍‌‍​ ‌‍‌‍‌​​‍ ‌‌‍​‌‌‍​‍‌‍​ ​ ​‍​‍ ‌​ ​‍‌‍‌​​ ​‌‌‍​‌​ ​‍​ ​‌​ ​​​ ‌ ​ ‌‍‌‍‌‍‌‍​‌​ ​‍​ ‍ ‌ ‌​‌ ‍‌‌ ​​‌‍‌‌​ ‌‌‍ ‍‌‍‌‌‌ ‌ ‌ ​ ​ ‍ ‌ ​​‌‍​‌‌ ‌​‌‍‍​​ ‌‌‍​ ‌‍ ‌‍ ‍‌ ‌​‌‍‌‌‌‍ ‍‌ ‌​​‍‌‌​ ‌‌‌​​‍‌‌ ‌‍‍ ‌‍‌‌‌ ‍‌​‍‌‌​ ​ ‌​‌​​‍‌‌​ ​ ‌​‌​​‍‌‌​ ​‍​ ​‍​ ‍​​ ​‌‌‍​‌‌‍‌‍​ ‍​​ ‍‌‌‍​‍​ ‌​‌‍​‍‌‍‌‍​ ‍​​ ‌​​‍‌‌​ ​‍​ ​‍​‍‌‌​ ‌‌‌​‌​​‍ ‍‌‍​ ‌‍‍​‌‍‍‌‌‍ ​‌‍‌​‌ ​‍‌‍‌‌‌‍ ‍​‍‌‌​ ‌‌‌​​‍‌‌ ‌‍‍ ‌‍‌‌‌ ‍‌​‍‌‌​ ​ ‌​‌​​‍‌‌​ ​ ‌​‌​​‍‌‌​ ​‍​ ​‍‌‍‌‍​ ​ ‌‍‌​‌‍‌‌‌‍​‌​ ‌‍‌‍‌‌​ ‍​‌‍​ ​ ‌​‌‍‌‍​ ‌‍​‍‌‌​ ​‍​ ​‍​‍‌‌​ ‌‌‌​‌​​‍ ‍‌ ‌​‌‍‌‌‌ ‍​‌ ‌​​ ‌‍​‍‌‍​‌‌ ​ ‌‍‌‌‌‌‌‌‌ ​‍‌‍ ​​ ‌‌‍‍​‌ ‌​‌ ‌​‌ ​​​‍‌‌​ ​ ‌​​‌​‍‌‌​ ​‍‌​‌‍​‍‌‌​ ​‍‌​‌‍‌‍ ​‌‍ ‌‍​ ‌‍​‌‌‍ ​‌‍‍​‌‍ ‌ ​ ‌ ‌​​‍‌‌​ ​ ‌​​‌​ ​ ​ ​ ​ ​ ​ ​ ​‍‌‍‌‍‍‌‌‍‌​​ ‌‌‍‌‌​ ‌‌‌‍‌‍‌‍‌​‌‍​‍‌‍​‌​ ‌‌​ ‍‌​‍ ‌​ ​‍‌‍​‍​ ​​​ ​​​‍ ‌​ ‌​‌‍‌‍​ ‌‍‌‍‌​​‍ ‌‌‍​‌‌‍​‍‌‍​ ​ ​‍​‍ ‌​ ​‍‌‍‌​​ ​‌‌‍​‌​ ​‍​ ​‌​ ​​​ ‌ ​ ‌‍‌‍‌‍‌‍​‌​ ​‍​‍‌‍‌ ‌​‌ ‍‌‌ ​​‌‍‌‌​ ‌‌‍ ‍‌‍‌‌‌ ‌ ‌ ​ ​‍‌‍‌ ​​‌‍​‌‌ ‌​‌‍‍​​ ‌‌‍​ ‌‍ ‌‍ ‍‌ ‌​‌‍‌‌‌‍ ‍‌ ‌​​‍‌‌​ ‌‌‌​​‍‌‌ ‌‍‍ ‌‍‌‌‌ ‍‌​‍‌‌​ ​ ‌​‌​​‍‌‌​ ​ ‌​‌​​‍‌‌​ ​‍​ ​‍​ ‍​​ ​‌‌‍​‌‌‍‌‍​ ‍​​ ‍‌‌‍​‍​ ‌​‌‍​‍‌‍‌‍​ ‍​​ ‌​​‍‌‌​ ​‍​ ​‍​‍‌‌​ ‌‌‌​‌​​‍ ‍‌‍​ ‌‍‍​‌‍‍‌‌‍ ​‌‍‌​‌ ​‍‌‍‌‌‌‍ ‍​‍‌‌​ ‌‌‌​​‍‌‌ ‌‍‍ ‌‍‌‌‌ ‍‌​‍‌‌​ ​ ‌​‌​​‍‌‌​ ​ ‌​‌​​‍‌‌​ ​‍​ ​‍‌‍‌‍​ ​ ‌‍‌​‌‍‌‌‌‍​‌​ ‌‍‌‍‌‌​ ‍​‌‍​ ​ ‌​‌‍‌‍​ ‌‍​‍‌‌​ ​‍​ ​‍​‍‌‌​ ‌‌‌​‌​​‍ ‍‌ ‌​‌‍‌‌‌ ‍​‌ ‌​​‍‌‍‌ ​​‌‍‌‌‌ ​‍‌ ​ ‌ ​​‌‍‌‌‌‍​ ‌ ‌​‌‍‍‌‌ ‌‍‌‍‌‌​ ‌‌ ​​‌ ‌‌‌‍​‍‌‍ ​‌‍‍‌‌ ​ ‌‍‍​‌‍‌‌‌‍‌​​‍​‍‌ ‌
Unfortunately, it is also likely to be the biggest threat — of our own
making — to the stability of Earth’s climate.​​​​‌ ‍ ​‍​‍‌‍ ‌ ​‍‌‍‍‌‌‍‌ ‌‍‍‌‌‍ ‍​‍​‍​ ‍‍​‍​‍‌ ​ ‌‍​‌‌‍ ‍‌‍‍‌‌ ‌​‌ ‍‌​‍ ‍‌‍‍‌‌‍ ​‍​‍​‍ ​​‍​‍‌‍‍​‌ ​‍‌‍‌‌‌‍‌‍​‍​‍​ ‍‍​‍​‍‌‍‍​‌ ‌​‌ ‌​‌ ​​​ ‍‍​‍ ​‍ ‌‍ ​‌‍ ‌‍​ ‌‍​‌‌‍ ​‌‍‍​‌‍ ‌ ​ ‌ ‌​​ ‍‍​ ​ ​ ​ ​ ​ ​ ​ ​‍ ‌‍‍‌‌‍ ‍‌ ‌​‌‍‌‌‌‍ ‍‌ ‌​​‍ ‌‍‌‌‌‍‌​‌‍‍‌‌ ‌​​‍ ‌‍ ‌‌‍ ‌‍‌​‌‍‌‌​ ‌‌ ​​‌ ​‍‌‍‌‌‌ ​ ‌‍‌‌‌‍ ‍‌ ‌​‌‍​‌‌ ‌​‌‍‍‌‌‍ ‌‍ ‍​ ‍ ‌‍‍‌‌‍‌​​ ‌‌‍‌‌​ ‌‌‌‍‌‍‌‍‌​‌‍​‍‌‍​‌​ ‌‌​ ‍‌​‍ ‌​ ​‍‌‍​‍​ ​​​ ​​​‍ ‌​ ‌​‌‍‌‍​ ‌‍‌‍‌​​‍ ‌‌‍​‌‌‍​‍‌‍​ ​ ​‍​‍ ‌​ ​‍‌‍‌​​ ​‌‌‍​‌​ ​‍​ ​‌​ ​​​ ‌ ​ ‌‍‌‍‌‍‌‍​‌​ ​‍​ ‍ ‌ ‌​‌ ‍‌‌ ​​‌‍‌‌​ ‌‌‍ ‍‌‍‌‌‌ ‌ ‌ ​ ​ ‍ ‌ ​​‌‍​‌‌ ‌​‌‍‍​​ ‌‌‍​ ‌‍ ‌‍ ‍‌ ‌​‌‍‌‌‌‍ ‍‌ ‌​​‍‌‌​ ‌‌‌​​‍‌‌ ‌‍‍ ‌‍‌‌‌ ‍‌​‍‌‌​ ​ ‌​‌​​‍‌‌​ ​ ‌​‌​​‍‌‌​ ​‍​ ​‍​ ​‍​ ​​​ ‌​​ ‍‌​ ‍​​ ​‍‌‍​‍‌‍‌‍‌‍​ ​ ​‍​ ‍‌​ ‌ ​‍‌‌​ ​‍​ ​‍​‍‌‌​ ‌‌‌​‌​​‍ ‍‌‍​ ‌‍‍​‌‍‍‌‌‍ ​‌‍‌​‌ ​‍‌‍‌‌‌‍ ‍​‍‌‌​ ‌‌‌​​‍‌‌ ‌‍‍ ‌‍‌‌‌ ‍‌​‍‌‌​ ​ ‌​‌​​‍‌‌​ ​ ‌​‌​​‍‌‌​ ​‍​ ​‍​ ‌‍​ ‍​​ ​‌​ ​​‌‍​‍‌‍‌‌‌‍​ ​ ‌‌‌‍​ ​ ‍‌‌‍​ ​ ‌​​‍‌‌​ ​‍​ ​‍​‍‌‌​ ‌‌‌​‌​​‍ ‍‌ ‌​‌‍‌‌‌ ‍​‌ ‌​​ ‌‍​‍‌‍​‌‌ ​ ‌‍‌‌‌‌‌‌‌ ​‍‌‍ ​​ ‌‌‍‍​‌ ‌​‌ ‌​‌ ​​​‍‌‌​ ​ ‌​​‌​‍‌‌​ ​‍‌​‌‍​‍‌‌​ ​‍‌​‌‍‌‍ ​‌‍ ‌‍​ ‌‍​‌‌‍ ​‌‍‍​‌‍ ‌ ​ ‌ ‌​​‍‌‌​ ​ ‌​​‌​ ​ ​ ​ ​ ​ ​ ​ ​‍‌‍‌‍‍‌‌‍‌​​ ‌‌‍‌‌​ ‌‌‌‍‌‍‌‍‌​‌‍​‍‌‍​‌​ ‌‌​ ‍‌​‍ ‌​ ​‍‌‍​‍​ ​​​ ​​​‍ ‌​ ‌​‌‍‌‍​ ‌‍‌‍‌​​‍ ‌‌‍​‌‌‍​‍‌‍​ ​ ​‍​‍ ‌​ ​‍‌‍‌​​ ​‌‌‍​‌​ ​‍​ ​‌​ ​​​ ‌ ​ ‌‍‌‍‌‍‌‍​‌​ ​‍​‍‌‍‌ ‌​‌ ‍‌‌ ​​‌‍‌‌​ ‌‌‍ ‍‌‍‌‌‌ ‌ ‌ ​ ​‍‌‍‌ ​​‌‍​‌‌ ‌​‌‍‍​​ ‌‌‍​ ‌‍ ‌‍ ‍‌ ‌​‌‍‌‌‌‍ ‍‌ ‌​​‍‌‌​ ‌‌‌​​‍‌‌ ‌‍‍ ‌‍‌‌‌ ‍‌​‍‌‌​ ​ ‌​‌​​‍‌‌​ ​ ‌​‌​​‍‌‌​ ​‍​ ​‍​ ​‍​ ​​​ ‌​​ ‍‌​ ‍​​ ​‍‌‍​‍‌‍‌‍‌‍​ ​ ​‍​ ‍‌​ ‌ ​‍‌‌​ ​‍​ ​‍​‍‌‌​ ‌‌‌​‌​​‍ ‍‌‍​ ‌‍‍​‌‍‍‌‌‍ ​‌‍‌​‌ ​‍‌‍‌‌‌‍ ‍​‍‌‌​ ‌‌‌​​‍‌‌ ‌‍‍ ‌‍‌‌‌ ‍‌​‍‌‌​ ​ ‌​‌​​‍‌‌​ ​ ‌​‌​​‍‌‌​ ​‍​ ​‍​ ‌‍​ ‍​​ ​‌​ ​​‌‍​‍‌‍‌‌‌‍​ ​ ‌‌‌‍​ ​ ‍‌‌‍​ ​ ‌​​‍‌‌​ ​‍​ ​‍​‍‌‌​ ‌‌‌​‌​​‍ ‍‌ ‌​‌‍‌‌‌ ‍​‌ ‌​​‍‌‍‌ ​​‌‍‌‌‌ ​‍‌ ​ ‌ ​​‌‍‌‌‌‍​ ‌ ‌​‌‍‍‌‌ ‌‍‌‍‌‌​ ‌‌ ​​‌ ‌‌‌‍​‍‌‍ ​‌‍‍‌‌ ​ ‌‍‍​‌‍‌‌‌‍‌​​‍​‍‌ ‌
So the question becomes: how can we harness the power of trade —
learning from the fossil-fuel era — to drive economic growth while
combating climate change?​​​​‌ ‍ ​‍​‍‌‍ ‌ ​‍‌‍‍‌‌‍‌ ‌‍‍‌‌‍ ‍​‍​‍​ ‍‍​‍​‍‌ ​ ‌‍​‌‌‍ ‍‌‍‍‌‌ ‌​‌ ‍‌​‍ ‍‌‍‍‌‌‍ ​‍​‍​‍ ​​‍​‍‌‍‍​‌ ​‍‌‍‌‌‌‍‌‍​‍​‍​ ‍‍​‍​‍‌‍‍​‌ ‌​‌ ‌​‌ ​​​ ‍‍​‍ ​‍ ‌‍ ​‌‍ ‌‍​ ‌‍​‌‌‍ ​‌‍‍​‌‍ ‌ ​ ‌ ‌​​ ‍‍​ ​ ​ ​ ​ ​ ​ ​ ​‍ ‌‍‍‌‌‍ ‍‌ ‌​‌‍‌‌‌‍ ‍‌ ‌​​‍ ‌‍‌‌‌‍‌​‌‍‍‌‌ ‌​​‍ ‌‍ ‌‌‍ ‌‍‌​‌‍‌‌​ ‌‌ ​​‌ ​‍‌‍‌‌‌ ​ ‌‍‌‌‌‍ ‍‌ ‌​‌‍​‌‌ ‌​‌‍‍‌‌‍ ‌‍ ‍​ ‍ ‌‍‍‌‌‍‌​​ ‌‌‍‌‌​ ‌‌‌‍‌‍‌‍‌​‌‍​‍‌‍​‌​ ‌‌​ ‍‌​‍ ‌​ ​‍‌‍​‍​ ​​​ ​​​‍ ‌​ ‌​‌‍‌‍​ ‌‍‌‍‌​​‍ ‌‌‍​‌‌‍​‍‌‍​ ​ ​‍​‍ ‌​ ​‍‌‍‌​​ ​‌‌‍​‌​ ​‍​ ​‌​ ​​​ ‌ ​ ‌‍‌‍‌‍‌‍​‌​ ​‍​ ‍ ‌ ‌​‌ ‍‌‌ ​​‌‍‌‌​ ‌‌‍ ‍‌‍‌‌‌ ‌ ‌ ​ ​ ‍ ‌ ​​‌‍​‌‌ ‌​‌‍‍​​ ‌‌‍​ ‌‍ ‌‍ ‍‌ ‌​‌‍‌‌‌‍ ‍‌ ‌​​‍‌‌​ ‌‌‌​​‍‌‌ ‌‍‍ ‌‍‌‌‌ ‍‌​‍‌‌​ ​ ‌​‌​​‍‌‌​ ​ ‌​‌​​‍‌‌​ ​‍​ ​‍​ ‍‌​ ​ ‌‍‌‍​ ‍‌​ ​‍​ ​‌​ ‍​‌‍‌‌‌‍‌‌​ ‌‌​ ‌‍​ ​​​‍‌‌​ ​‍​ ​‍​‍‌‌​ ‌‌‌​‌​​‍ ‍‌‍​ ‌‍‍​‌‍‍‌‌‍ ​‌‍‌​‌ ​‍‌‍‌‌‌‍ ‍​‍‌‌​ ‌‌‌​​‍‌‌ ‌‍‍ ‌‍‌‌‌ ‍‌​‍‌‌​ ​ ‌​‌​​‍‌‌​ ​ ‌​‌​​‍‌‌​ ​‍​ ​‍​ ‍‌​ ‌‍​ ‍‌​ ​‌​ ​​​ ‌​​ ​‌​ ‌​​ ​‍​ ‌‍‌‍​‌‌‍‌‍​‍‌‌​ ​‍​ ​‍​‍‌‌​ ‌‌‌​‌​​‍ ‍‌ ‌​‌‍‌‌‌ ‍​‌ ‌​​ ‌‍​‍‌‍​‌‌ ​ ‌‍‌‌‌‌‌‌‌ ​‍‌‍ ​​ ‌‌‍‍​‌ ‌​‌ ‌​‌ ​​​‍‌‌​ ​ ‌​​‌​‍‌‌​ ​‍‌​‌‍​‍‌‌​ ​‍‌​‌‍‌‍ ​‌‍ ‌‍​ ‌‍​‌‌‍ ​‌‍‍​‌‍ ‌ ​ ‌ ‌​​‍‌‌​ ​ ‌​​‌​ ​ ​ ​ ​ ​ ​ ​ ​‍‌‍‌‍‍‌‌‍‌​​ ‌‌‍‌‌​ ‌‌‌‍‌‍‌‍‌​‌‍​‍‌‍​‌​ ‌‌​ ‍‌​‍ ‌​ ​‍‌‍​‍​ ​​​ ​​​‍ ‌​ ‌​‌‍‌‍​ ‌‍‌‍‌​​‍ ‌‌‍​‌‌‍​‍‌‍​ ​ ​‍​‍ ‌​ ​‍‌‍‌​​ ​‌‌‍​‌​ ​‍​ ​‌​ ​​​ ‌ ​ ‌‍‌‍‌‍‌‍​‌​ ​‍​‍‌‍‌ ‌​‌ ‍‌‌ ​​‌‍‌‌​ ‌‌‍ ‍‌‍‌‌‌ ‌ ‌ ​ ​‍‌‍‌ ​​‌‍​‌‌ ‌​‌‍‍​​ ‌‌‍​ ‌‍ ‌‍ ‍‌ ‌​‌‍‌‌‌‍ ‍‌ ‌​​‍‌‌​ ‌‌‌​​‍‌‌ ‌‍‍ ‌‍‌‌‌ ‍‌​‍‌‌​ ​ ‌​‌​​‍‌‌​ ​ ‌​‌​​‍‌‌​ ​‍​ ​‍​ ‍‌​ ​ ‌‍‌‍​ ‍‌​ ​‍​ ​‌​ ‍​‌‍‌‌‌‍‌‌​ ‌‌​ ‌‍​ ​​​‍‌‌​ ​‍​ ​‍​‍‌‌​ ‌‌‌​‌​​‍ ‍‌‍​ ‌‍‍​‌‍‍‌‌‍ ​‌‍‌​‌ ​‍‌‍‌‌‌‍ ‍​‍‌‌​ ‌‌‌​​‍‌‌ ‌‍‍ ‌‍‌‌‌ ‍‌​‍‌‌​ ​ ‌​‌​​‍‌‌​ ​ ‌​‌​​‍‌‌​ ​‍​ ​‍​ ‍‌​ ‌‍​ ‍‌​ ​‌​ ​​​ ‌​​ ​‌​ ‌​​ ​‍​ ‌‍‌‍​‌‌‍‌‍​‍‌‌​ ​‍​ ​‍​‍‌‌​ ‌‌‌​‌​​‍ ‍‌ ‌​‌‍‌‌‌ ‍​‌ ‌​​‍‌‍‌ ​​‌‍‌‌‌ ​‍‌ ​ ‌ ​​‌‍‌‌‌‍​ ‌ ‌​‌‍‍‌‌ ‌‍‌‍‌‌​ ‌‌ ​​‌ ‌‌‌‍​‍‌‍ ​‌‍‍‌‌ ​ ‌‍‍​‌‍‌‌‌‍‌​​‍​‍‌ ‌
What we will find is that some things remain the same while others
will need to change.​​​​‌ ‍ ​‍​‍‌‍ ‌ ​‍‌‍‍‌‌‍‌ ‌‍‍‌‌‍ ‍​‍​‍​ ‍‍​‍​‍‌ ​ ‌‍​‌‌‍ ‍‌‍‍‌‌ ‌​‌ ‍‌​‍ ‍‌‍‍‌‌‍ ​‍​‍​‍ ​​‍​‍‌‍‍​‌ ​‍‌‍‌‌‌‍‌‍​‍​‍​ ‍‍​‍​‍‌‍‍​‌ ‌​‌ ‌​‌ ​​​ ‍‍​‍ ​‍ ‌‍ ​‌‍ ‌‍​ ‌‍​‌‌‍ ​‌‍‍​‌‍ ‌ ​ ‌ ‌​​ ‍‍​ ​ ​ ​ ​ ​ ​ ​ ​‍ ‌‍‍‌‌‍ ‍‌ ‌​‌‍‌‌‌‍ ‍‌ ‌​​‍ ‌‍‌‌‌‍‌​‌‍‍‌‌ ‌​​‍ ‌‍ ‌‌‍ ‌‍‌​‌‍‌‌​ ‌‌ ​​‌ ​‍‌‍‌‌‌ ​ ‌‍‌‌‌‍ ‍‌ ‌​‌‍​‌‌ ‌​‌‍‍‌‌‍ ‌‍ ‍​ ‍ ‌‍‍‌‌‍‌​​ ‌‌‍‌‌​ ‌‌‌‍‌‍‌‍‌​‌‍​‍‌‍​‌​ ‌‌​ ‍‌​‍ ‌​ ​‍‌‍​‍​ ​​​ ​​​‍ ‌​ ‌​‌‍‌‍​ ‌‍‌‍‌​​‍ ‌‌‍​‌‌‍​‍‌‍​ ​ ​‍​‍ ‌​ ​‍‌‍‌​​ ​‌‌‍​‌​ ​‍​ ​‌​ ​​​ ‌ ​ ‌‍‌‍‌‍‌‍​‌​ ​‍​ ‍ ‌ ‌​‌ ‍‌‌ ​​‌‍‌‌​ ‌‌‍ ‍‌‍‌‌‌ ‌ ‌ ​ ​ ‍ ‌ ​​‌‍​‌‌ ‌​‌‍‍​​ ‌‌‍​ ‌‍ ‌‍ ‍‌ ‌​‌‍‌‌‌‍ ‍‌ ‌​​‍‌‌​ ‌‌‌​​‍‌‌ ‌‍‍ ‌‍‌‌‌ ‍‌​‍‌‌​ ​ ‌​‌​​‍‌‌​ ​ ‌​‌​​‍‌‌​ ​‍​ ​‍​ ‌‌​ ‌‍​ ​‍​ ‌ ‌‍​‍‌‍‌​​ ‍‌​ ​‌‌‍‌​‌‍​‍​ ​‍​ ‍​​‍‌‌​ ​‍​ ​‍​‍‌‌​ ‌‌‌​‌​​‍ ‍‌‍​ ‌‍‍​‌‍‍‌‌‍ ​‌‍‌​‌ ​‍‌‍‌‌‌‍ ‍​‍‌‌​ ‌‌‌​​‍‌‌ ‌‍‍ ‌‍‌‌‌ ‍‌​‍‌‌​ ​ ‌​‌​​‍‌‌​ ​ ‌​‌​​‍‌‌​ ​‍​ ​‍​ ​‍‌‍​‌​ ‌‌‌‍‌‍‌‍‌​​ ‌ ​ ‌‍​ ​‌​ ‌‌​ ‌ ​ ​ ‌‍‌‌​‍‌‌​ ​‍​ ​‍​‍‌‌​ ‌‌‌​‌​​‍ ‍‌ ‌​‌‍‌‌‌ ‍​‌ ‌​​ ‌‍​‍‌‍​‌‌ ​ ‌‍‌‌‌‌‌‌‌ ​‍‌‍ ​​ ‌‌‍‍​‌ ‌​‌ ‌​‌ ​​​‍‌‌​ ​ ‌​​‌​‍‌‌​ ​‍‌​‌‍​‍‌‌​ ​‍‌​‌‍‌‍ ​‌‍ ‌‍​ ‌‍​‌‌‍ ​‌‍‍​‌‍ ‌ ​ ‌ ‌​​‍‌‌​ ​ ‌​​‌​ ​ ​ ​ ​ ​ ​ ​ ​‍‌‍‌‍‍‌‌‍‌​​ ‌‌‍‌‌​ ‌‌‌‍‌‍‌‍‌​‌‍​‍‌‍​‌​ ‌‌​ ‍‌​‍ ‌​ ​‍‌‍​‍​ ​​​ ​​​‍ ‌​ ‌​‌‍‌‍​ ‌‍‌‍‌​​‍ ‌‌‍​‌‌‍​‍‌‍​ ​ ​‍​‍ ‌​ ​‍‌‍‌​​ ​‌‌‍​‌​ ​‍​ ​‌​ ​​​ ‌ ​ ‌‍‌‍‌‍‌‍​‌​ ​‍​‍‌‍‌ ‌​‌ ‍‌‌ ​​‌‍‌‌​ ‌‌‍ ‍‌‍‌‌‌ ‌ ‌ ​ ​‍‌‍‌ ​​‌‍​‌‌ ‌​‌‍‍​​ ‌‌‍​ ‌‍ ‌‍ ‍‌ ‌​‌‍‌‌‌‍ ‍‌ ‌​​‍‌‌​ ‌‌‌​​‍‌‌ ‌‍‍ ‌‍‌‌‌ ‍‌​‍‌‌​ ​ ‌​‌​​‍‌‌​ ​ ‌​‌​​‍‌‌​ ​‍​ ​‍​ ‌‌​ ‌‍​ ​‍​ ‌ ‌‍​‍‌‍‌​​ ‍‌​ ​‌‌‍‌​‌‍​‍​ ​‍​ ‍​​‍‌‌​ ​‍​ ​‍​‍‌‌​ ‌‌‌​‌​​‍ ‍‌‍​ ‌‍‍​‌‍‍‌‌‍ ​‌‍‌​‌ ​‍‌‍‌‌‌‍ ‍​‍‌‌​ ‌‌‌​​‍‌‌ ‌‍‍ ‌‍‌‌‌ ‍‌​‍‌‌​ ​ ‌​‌​​‍‌‌​ ​ ‌​‌​​‍‌‌​ ​‍​ ​‍​ ​‍‌‍​‌​ ‌‌‌‍‌‍‌‍‌​​ ‌ ​ ‌‍​ ​‌​ ‌‌​ ‌ ​ ​ ‌‍‌‌​‍‌‌​ ​‍​ ​‍​‍‌‌​ ‌‌‌​‌​​‍ ‍‌ ‌​‌‍‌‌‌ ‍​‌ ‌​​‍‌‍‌ ​​‌‍‌‌‌ ​‍‌ ​ ‌ ​​‌‍‌‌‌‍​ ‌ ‌​‌‍‍‌‌ ‌‍‌‍‌‌​ ‌‌ ​​‌ ‌‌‌‍​‍‌‍ ​‌‍‍‌‌ ​ ‌‍‍​‌‍‌‌‌‍‌​​‍​‍‌ ‌
What stays the same is the reality that not all countries are endowed
with the same energy resources. Rather than this statement applying
to what is in the ground that can be dug up, it now applies to the
ability to produce zero-carbon energy — and that principally means
renewable energy.​​​​‌ ‍ ​‍​‍‌‍ ‌ ​‍‌‍‍‌‌‍‌ ‌‍‍‌‌‍ ‍​‍​‍​ ‍‍​‍​‍‌ ​ ‌‍​‌‌‍ ‍‌‍‍‌‌ ‌​‌ ‍‌​‍ ‍‌‍‍‌‌‍ ​‍​‍​‍ ​​‍​‍‌‍‍​‌ ​‍‌‍‌‌‌‍‌‍​‍​‍​ ‍‍​‍​‍‌‍‍​‌ ‌​‌ ‌​‌ ​​​ ‍‍​‍ ​‍ ‌‍ ​‌‍ ‌‍​ ‌‍​‌‌‍ ​‌‍‍​‌‍ ‌ ​ ‌ ‌​​ ‍‍​ ​ ​ ​ ​ ​ ​ ​ ​‍ ‌‍‍‌‌‍ ‍‌ ‌​‌‍‌‌‌‍ ‍‌ ‌​​‍ ‌‍‌‌‌‍‌​‌‍‍‌‌ ‌​​‍ ‌‍ ‌‌‍ ‌‍‌​‌‍‌‌​ ‌‌ ​​‌ ​‍‌‍‌‌‌ ​ ‌‍‌‌‌‍ ‍‌ ‌​‌‍​‌‌ ‌​‌‍‍‌‌‍ ‌‍ ‍​ ‍ ‌‍‍‌‌‍‌​​ ‌‌‍‌‌​ ‌‌‌‍‌‍‌‍‌​‌‍​‍‌‍​‌​ ‌‌​ ‍‌​‍ ‌​ ​‍‌‍​‍​ ​​​ ​​​‍ ‌​ ‌​‌‍‌‍​ ‌‍‌‍‌​​‍ ‌‌‍​‌‌‍​‍‌‍​ ​ ​‍​‍ ‌​ ​‍‌‍‌​​ ​‌‌‍​‌​ ​‍​ ​‌​ ​​​ ‌ ​ ‌‍‌‍‌‍‌‍​‌​ ​‍​ ‍ ‌ ‌​‌ ‍‌‌ ​​‌‍‌‌​ ‌‌‍ ‍‌‍‌‌‌ ‌ ‌ ​ ​ ‍ ‌ ​​‌‍​‌‌ ‌​‌‍‍​​ ‌‌‍​ ‌‍ ‌‍ ‍‌ ‌​‌‍‌‌‌‍ ‍‌ ‌​​‍‌‌​ ‌‌‌​​‍‌‌ ‌‍‍ ‌‍‌‌‌ ‍‌​‍‌‌​ ​ ‌​‌​​‍‌‌​ ​ ‌​‌​​‍‌‌​ ​‍​ ​‍​ ​‍​ ‌‍​ ​‍‌‍​‌​ ​​‌‍​‍​ ‌‌‌‍‌​​ ‌​​ ​‍‌‍‌‍‌‍‌‍​‍‌‌​ ​‍​ ​‍​‍‌‌​ ‌‌‌​‌​​‍ ‍‌‍​ ‌‍‍​‌‍‍‌‌‍ ​‌‍‌​‌ ​‍‌‍‌‌‌‍ ‍​‍‌‌​ ‌‌‌​​‍‌‌ ‌‍‍ ‌‍‌‌‌ ‍‌​‍‌‌​ ​ ‌​‌​​‍‌‌​ ​ ‌​‌​​‍‌‌​ ​‍​ ​‍‌‍‌‍​ ​ ​ ‍​​ ‍‌​ ‌ ​ ‌ ​ ​ ​ ‌​​ ‌​‌‍​‌‌‍‌‌‌‍‌​​‍‌‌​ ​‍​ ​‍​‍‌‌​ ‌‌‌​‌​​‍ ‍‌ ‌​‌‍‌‌‌ ‍​‌ ‌​​ ‌‍​‍‌‍​‌‌ ​ ‌‍‌‌‌‌‌‌‌ ​‍‌‍ ​​ ‌‌‍‍​‌ ‌​‌ ‌​‌ ​​​‍‌‌​ ​ ‌​​‌​‍‌‌​ ​‍‌​‌‍​‍‌‌​ ​‍‌​‌‍‌‍ ​‌‍ ‌‍​ ‌‍​‌‌‍ ​‌‍‍​‌‍ ‌ ​ ‌ ‌​​‍‌‌​ ​ ‌​​‌​ ​ ​ ​ ​ ​ ​ ​ ​‍‌‍‌‍‍‌‌‍‌​​ ‌‌‍‌‌​ ‌‌‌‍‌‍‌‍‌​‌‍​‍‌‍​‌​ ‌‌​ ‍‌​‍ ‌​ ​‍‌‍​‍​ ​​​ ​​​‍ ‌​ ‌​‌‍‌‍​ ‌‍‌‍‌​​‍ ‌‌‍​‌‌‍​‍‌‍​ ​ ​‍​‍ ‌​ ​‍‌‍‌​​ ​‌‌‍​‌​ ​‍​ ​‌​ ​​​ ‌ ​ ‌‍‌‍‌‍‌‍​‌​ ​‍​‍‌‍‌ ‌​‌ ‍‌‌ ​​‌‍‌‌​ ‌‌‍ ‍‌‍‌‌‌ ‌ ‌ ​ ​‍‌‍‌ ​​‌‍​‌‌ ‌​‌‍‍​​ ‌‌‍​ ‌‍ ‌‍ ‍‌ ‌​‌‍‌‌‌‍ ‍‌ ‌​​‍‌‌​ ‌‌‌​​‍‌‌ ‌‍‍ ‌‍‌‌‌ ‍‌​‍‌‌​ ​ ‌​‌​​‍‌‌​ ​ ‌​‌​​‍‌‌​ ​‍​ ​‍​ ​‍​ ‌‍​ ​‍‌‍​‌​ ​​‌‍​‍​ ‌‌‌‍‌​​ ‌​​ ​‍‌‍‌‍‌‍‌‍​‍‌‌​ ​‍​ ​‍​‍‌‌​ ‌‌‌​‌​​‍ ‍‌‍​ ‌‍‍​‌‍‍‌‌‍ ​‌‍‌​‌ ​‍‌‍‌‌‌‍ ‍​‍‌‌​ ‌‌‌​​‍‌‌ ‌‍‍ ‌‍‌‌‌ ‍‌​‍‌‌​ ​ ‌​‌​​‍‌‌​ ​ ‌​‌​​‍‌‌​ ​‍​ ​‍‌‍‌‍​ ​ ​ ‍​​ ‍‌​ ‌ ​ ‌ ​ ​ ​ ‌​​ ‌​‌‍​‌‌‍‌‌‌‍‌​​‍‌‌​ ​‍​ ​‍​‍‌‌​ ‌‌‌​‌​​‍ ‍‌ ‌​‌‍‌‌‌ ‍​‌ ‌​​‍‌‍‌ ​​‌‍‌‌‌ ​‍‌ ​ ‌ ​​‌‍‌‌‌‍​ ‌ ‌​‌‍‍‌‌ ‌‍‌‍‌‌​ ‌‌ ​​‌ ‌‌‌‍​‍‌‍ ​‌‍‍‌‌ ​ ‌‍‍​‌‍‌‌‌‍‌​​‍​‍‌ ‌
We have all heard, ad nauseam, that the weakness of renewable
energy is that it isn’t available when the sun doesn’t shine and the
wind doesn’t blow; the so-called ‘dunkelflaute’. For some countries,
that’s true more often than not. For others, like Australia, there are
regions where it is rarely both windless and dark at the same time.​​​​‌ ‍ ​‍​‍‌‍ ‌ ​‍‌‍‍‌‌‍‌ ‌‍‍‌‌‍ ‍​‍​‍​ ‍‍​‍​‍‌ ​ ‌‍​‌‌‍ ‍‌‍‍‌‌ ‌​‌ ‍‌​‍ ‍‌‍‍‌‌‍ ​‍​‍​‍ ​​‍​‍‌‍‍​‌ ​‍‌‍‌‌‌‍‌‍​‍​‍​ ‍‍​‍​‍‌‍‍​‌ ‌​‌ ‌​‌ ​​​ ‍‍​‍ ​‍ ‌‍ ​‌‍ ‌‍​ ‌‍​‌‌‍ ​‌‍‍​‌‍ ‌ ​ ‌ ‌​​ ‍‍​ ​ ​ ​ ​ ​ ​ ​ ​‍ ‌‍‍‌‌‍ ‍‌ ‌​‌‍‌‌‌‍ ‍‌ ‌​​‍ ‌‍‌‌‌‍‌​‌‍‍‌‌ ‌​​‍ ‌‍ ‌‌‍ ‌‍‌​‌‍‌‌​ ‌‌ ​​‌ ​‍‌‍‌‌‌ ​ ‌‍‌‌‌‍ ‍‌ ‌​‌‍​‌‌ ‌​‌‍‍‌‌‍ ‌‍ ‍​ ‍ ‌‍‍‌‌‍‌​​ ‌‌‍‌‌​ ‌‌‌‍‌‍‌‍‌​‌‍​‍‌‍​‌​ ‌‌​ ‍‌​‍ ‌​ ​‍‌‍​‍​ ​​​ ​​​‍ ‌​ ‌​‌‍‌‍​ ‌‍‌‍‌​​‍ ‌‌‍​‌‌‍​‍‌‍​ ​ ​‍​‍ ‌​ ​‍‌‍‌​​ ​‌‌‍​‌​ ​‍​ ​‌​ ​​​ ‌ ​ ‌‍‌‍‌‍‌‍​‌​ ​‍​ ‍ ‌ ‌​‌ ‍‌‌ ​​‌‍‌‌​ ‌‌‍ ‍‌‍‌‌‌ ‌ ‌ ​ ​ ‍ ‌ ​​‌‍​‌‌ ‌​‌‍‍​​ ‌‌‍​ ‌‍ ‌‍ ‍‌ ‌​‌‍‌‌‌‍ ‍‌ ‌​​‍‌‌​ ‌‌‌​​‍‌‌ ‌‍‍ ‌‍‌‌‌ ‍‌​‍‌‌​ ​ ‌​‌​​‍‌‌​ ​ ‌​‌​​‍‌‌​ ​‍​ ​‍​ ​​​ ​​‌‍‌​‌‍‌​​ ‌​​ ​‍‌‍‌​​ ​ ​ ‌​​ ​ ‌‍‌‍‌‍​‌​‍‌‌​ ​‍​ ​‍​‍‌‌​ ‌‌‌​‌​​‍ ‍‌‍​ ‌‍‍​‌‍‍‌‌‍ ​‌‍‌​‌ ​‍‌‍‌‌‌‍ ‍​‍‌‌​ ‌‌‌​​‍‌‌ ‌‍‍ ‌‍‌‌‌ ‍‌​‍‌‌​ ​ ‌​‌​​‍‌‌​ ​ ‌​‌​​‍‌‌​ ​‍​ ​‍‌‍​‍​ ​ ​ ​​​ ​​​ ‌​​ ​​​ ​​​ ​ ‌‍​‍​ ​‌‌‍‌‌​ ‍​​‍‌‌​ ​‍​ ​‍​‍‌‌​ ‌‌‌​‌​​‍ ‍‌ ‌​‌‍‌‌‌ ‍​‌ ‌​​ ‌‍​‍‌‍​‌‌ ​ ‌‍‌‌‌‌‌‌‌ ​‍‌‍ ​​ ‌‌‍‍​‌ ‌​‌ ‌​‌ ​​​‍‌‌​ ​ ‌​​‌​‍‌‌​ ​‍‌​‌‍​‍‌‌​ ​‍‌​‌‍‌‍ ​‌‍ ‌‍​ ‌‍​‌‌‍ ​‌‍‍​‌‍ ‌ ​ ‌ ‌​​‍‌‌​ ​ ‌​​‌​ ​ ​ ​ ​ ​ ​ ​ ​‍‌‍‌‍‍‌‌‍‌​​ ‌‌‍‌‌​ ‌‌‌‍‌‍‌‍‌​‌‍​‍‌‍​‌​ ‌‌​ ‍‌​‍ ‌​ ​‍‌‍​‍​ ​​​ ​​​‍ ‌​ ‌​‌‍‌‍​ ‌‍‌‍‌​​‍ ‌‌‍​‌‌‍​‍‌‍​ ​ ​‍​‍ ‌​ ​‍‌‍‌​​ ​‌‌‍​‌​ ​‍​ ​‌​ ​​​ ‌ ​ ‌‍‌‍‌‍‌‍​‌​ ​‍​‍‌‍‌ ‌​‌ ‍‌‌ ​​‌‍‌‌​ ‌‌‍ ‍‌‍‌‌‌ ‌ ‌ ​ ​‍‌‍‌ ​​‌‍​‌‌ ‌​‌‍‍​​ ‌‌‍​ ‌‍ ‌‍ ‍‌ ‌​‌‍‌‌‌‍ ‍‌ ‌​​‍‌‌​ ‌‌‌​​‍‌‌ ‌‍‍ ‌‍‌‌‌ ‍‌​‍‌‌​ ​ ‌​‌​​‍‌‌​ ​ ‌​‌​​‍‌‌​ ​‍​ ​‍​ ​​​ ​​‌‍‌​‌‍‌​​ ‌​​ ​‍‌‍‌​​ ​ ​ ‌​​ ​ ‌‍‌‍‌‍​‌​‍‌‌​ ​‍​ ​‍​‍‌‌​ ‌‌‌​‌​​‍ ‍‌‍​ ‌‍‍​‌‍‍‌‌‍ ​‌‍‌​‌ ​‍‌‍‌‌‌‍ ‍​‍‌‌​ ‌‌‌​​‍‌‌ ‌‍‍ ‌‍‌‌‌ ‍‌​‍‌‌​ ​ ‌​‌​​‍‌‌​ ​ ‌​‌​​‍‌‌​ ​‍​ ​‍‌‍​‍​ ​ ​ ​​​ ​​​ ‌​​ ​​​ ​​​ ​ ‌‍​‍​ ​‌‌‍‌‌​ ‍​​‍‌‌​ ​‍​ ​‍​‍‌‌​ ‌‌‌​‌​​‍ ‍‌ ‌​‌‍‌‌‌ ‍​‌ ‌​​‍‌‍‌ ​​‌‍‌‌‌ ​‍‌ ​ ‌ ​​‌‍‌‌‌‍​ ‌ ‌​‌‍‍‌‌ ‌‍‌‍‌‌​ ‌‌ ​​‌ ‌‌‌‍​‍‌‍ ​‌‍‍‌‌ ​ ‌‍‍​‌‍‌‌‌‍‌​​‍​‍‌ ‌